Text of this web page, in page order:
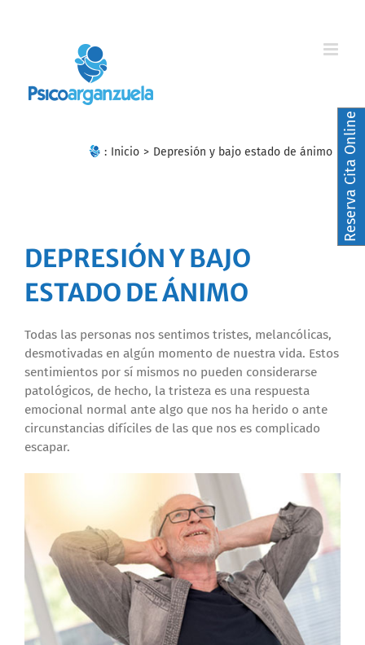
: Inicio > Depresión y bajo estado de ánimo
DEPRESIÓN Y BAJO
ESTADO DE ÁNIMO
Todas las personas nos sentimos tristes, melancólicas,
desmotivadas en algún momento de nuestra vida. Estos
sentimientos por sí mismos no pueden considerarse
patológicos, de hecho, la tristeza es una respuesta
emocional normal ante algo que nos ha herido o ante
circunstancias difíciles de las que nos es complicado
escapar.
Reserva Cita Online